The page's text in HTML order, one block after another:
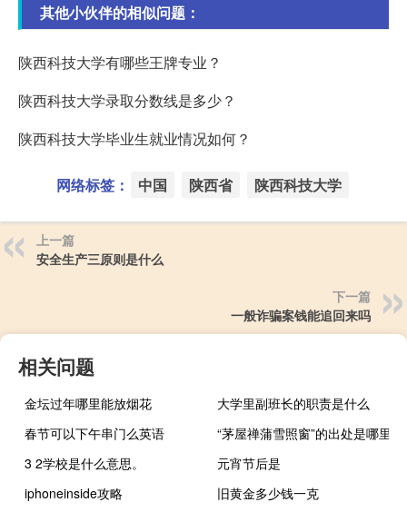
其他小伙伴的相似问题：
陕西科技大学有哪些王牌专业？
陕西科技大学录取分数线是多少？
陕西科技大学毕业生就业情况如何？
网络标签： 中国 陕西省 陕西科技大学
上一篇
安全生产三原则是什么
下一篇
一般诈骗案钱能追回来吗
相关问题
金坛过年哪里能放烟花
大学里副班长的职责是什么
春节可以下午串门么英语
“茅屋禅蒲雪照窗”的出处是哪里
3 2学校是什么意思。
元宵节后是
iphoneinside攻略
旧黄金多少钱一克